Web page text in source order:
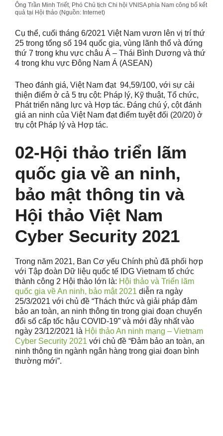
Ông Trần Minh Triết, Phó Chủ tịch Chi hội VNISA phía Nam công bố kết
quả tại Hội thảo (Nguồn: Internet)
Cụ thể, cuối tháng 6/2021 Việt Nam vươn lên vị trí thứ
25 trong tổng số 194 quốc gia, vùng lãnh thổ và đứng
thứ 7 trong khu vực châu Á – Thái Bình Dương và thứ
4 trong khu vực Đông Nam Á (ASEAN)
Theo đánh giá, Việt Nam đạt 94,59/100, với sự cải
thiện điểm ở cả 5 trụ cột: Pháp lý, Kỹ thuật, Tổ chức,
Phát triển năng lực và Hợp tác. Đáng chú ý, cột đánh
giá an ninh của Việt Nam đạt điểm tuyệt đối (20/20) ở
trụ cột Pháp lý và Hợp tác.
02-Hội thảo triển lãm
quốc gia về an ninh,
bảo mật thông tin và
Hội thảo Việt Nam
Cyber Security 2021
Trong năm 2021, Ban Cơ yếu Chính phủ đã phối hợp
với Tập đoàn Dữ liệu quốc tế IDG Vietnam tổ chức
thành công 2 Hội thảo lớn là: Hội thảo và Triển lãm
quốc gia về An ninh, bảo mật 2021 diễn ra ngày
25/3/2021 với chủ đề “Thách thức và giải pháp đảm
bảo an toàn, an ninh thông tin trong giai đoạn chuyển
đổi số cấp tốc hậu COVID-19” và mới đây nhất vào
ngày 23/12/2021 là Hội thảo An ninh mạng – Vietnam
Cyber Security 2021 với chủ đề “Đảm bảo an toàn, an
ninh thông tin ngành ngân hàng trong giai đoạn bình
thường mới”.